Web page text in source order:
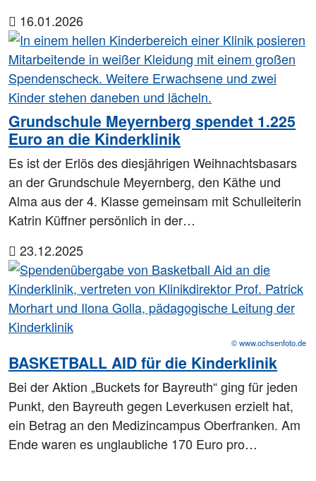
16.01.2026
Grundschule Meyernberg spendet 1.225
Euro an die Kinderklinik
Es ist der Erlös des diesjährigen Weihnachtsbasars
an der Grundschule Meyernberg, den Käthe und
Alma aus der 4. Klasse gemeinsam mit Schulleiterin
Katrin Küffner persönlich in der…
23.12.2025
© www.ochsenfoto.de
BASKETBALL AID für die Kinderklinik
Bei der Aktion „Buckets for Bayreuth“ ging für jeden
Punkt, den Bayreuth gegen Leverkusen erzielt hat,
ein Betrag an den Medizincampus Oberfranken. Am
Ende waren es unglaubliche 170 Euro pro…